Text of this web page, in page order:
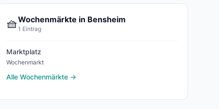
🧺Wochenmärkte in Bensheim
1 Eintrag
Marktplatz
Wochenmarkt
Alle Wochenmärkte →